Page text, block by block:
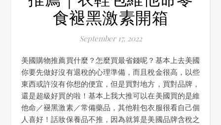
食褪黑激素開箱
September 17, 2022
美國購物推薦買什麼？怎麼買最省錢呢？基本上去美國
你要先做好沒有退稅的心理準備，而且稅金很高，以些
東西或許沒有你想的便宜，但是買對地方，買對品牌，
還是超級好買的啦！基本上我大推可以在美國買的是維
他命／褪黑激素／常備藥品，其他鞋包衣服很看自己個
人喜好！話妝保養品不推，因為就算是美國品牌含稅之